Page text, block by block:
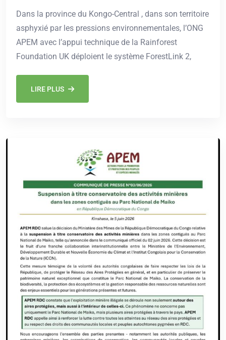
Dans la province du Kongo-Central , dans son territoire
asphyxié par les pressions environnementales, l’ONG
APEM avec l’appui technique de la Rainforest
Foundation UK déploient le système ForestLink 2,
LIRE PLUS